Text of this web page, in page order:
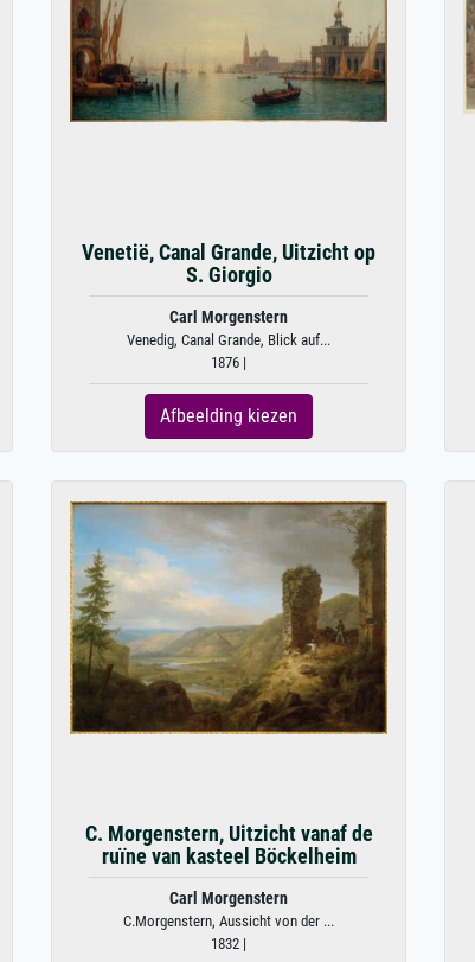
Venetië, Canal Grande, Uitzicht op
S. Giorgio
Carl Morgenstern
Venedig, Canal Grande, Blick auf...
1876 |
Afbeelding kiezen
C. Morgenstern, Uitzicht vanaf de
ruïne van kasteel Böckelheim
Carl Morgenstern
C.Morgenstern, Aussicht von der ...
1832 |